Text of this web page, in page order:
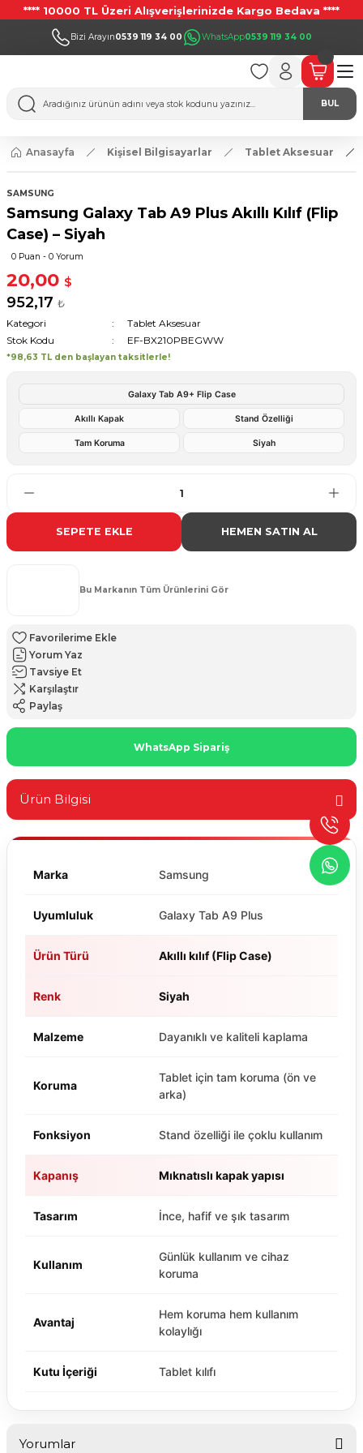
**** 10000 TL Üzeri Alışverişlerinizde Kargo Bedava ****
Bizi Arayın0539 119 34 00 WhatsApp0539 119 34 00
BUL
Anasayfa Kişisel Bilgisayarlar Tablet Aksesuar
SAMSUNG
Samsung Galaxy Tab A9 Plus Akıllı Kılıf (Flip
Case) – Siyah
0 Puan - 0 Yorum
20,00 $
952,17 ₺
Kategori
Tablet Aksesuar
Stok Kodu
EF-BX210PBEGWW
*98,63 TL den başlayan taksitlerle!
Galaxy Tab A9+ Flip Case
Akıllı Kapak Stand Özelliği
Tam Koruma Siyah
SEPETE EKLE HEMEN SATIN AL
Bu Markanın Tüm Ürünlerini Gör
Yorum Yaz
Tavsiye Et
Karşılaştır
Paylaş
WhatsApp Sipariş
Ürün Bilgisi
Marka Samsung
Uyumluluk Galaxy Tab A9 Plus
Ürün Türü Akıllı kılıf (Flip Case)
Renk Siyah
Malzeme Dayanıklı ve kaliteli kaplama
Koruma
Tablet için tam koruma (ön ve
arka)
Fonksiyon Stand özelliği ile çoklu kullanım
Kapanış Mıknatıslı kapak yapısı
Tasarım İnce, hafif ve şık tasarım
Kullanım
Günlük kullanım ve cihaz
koruma
Avantaj
Hem koruma hem kullanım
kolaylığı
Kutu İçeriği Tablet kılıfı
Yorumlar